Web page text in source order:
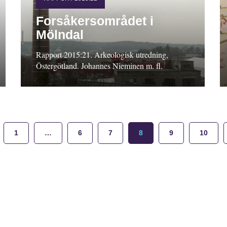
Forsåkersområdet i
Mölndal
Rapport 2015:21. Arkeologisk utredning,
Östergötland. Johannes Nieminen m. fl.
1 … 6 7 8 9 10